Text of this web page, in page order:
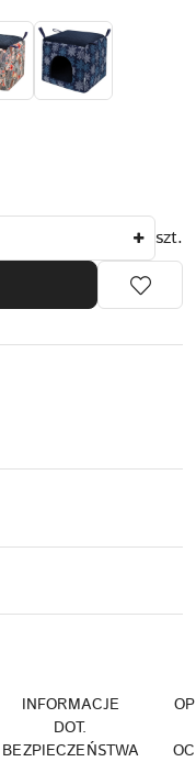
szt.
INFORMACJE
DOT.
BEZPIECZEŃSTWA